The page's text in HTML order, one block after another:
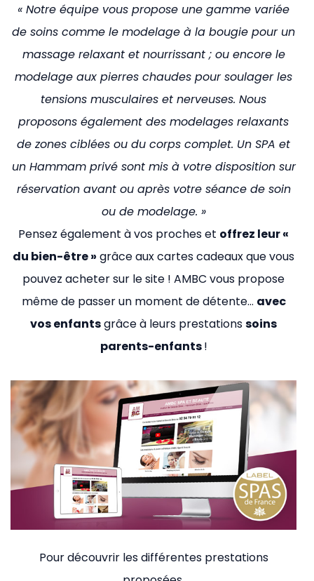
« Notre équipe vous propose une gamme variée
de soins comme le modelage à la bougie pour un
massage relaxant et nourrissant ; ou encore le
modelage aux pierres chaudes pour soulager les
tensions musculaires et nerveuses. Nous
proposons également des modelages relaxants
de zones ciblées ou du corps complet. Un SPA et
un Hammam privé sont mis à votre disposition sur
réservation avant ou après votre séance de soin
ou de modelage. »
Pensez également à vos proches et offrez leur «
du bien-être » grâce aux cartes cadeaux que vous
pouvez acheter sur le site ! AMBC vous propose
même de passer un moment de détente… avec
vos enfantsgrâce à leurs prestationssoins
parents-enfants!
Pour découvrir les différentes prestations